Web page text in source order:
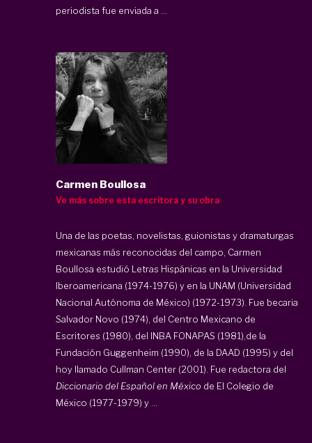
periodista fue enviada a ...
Carmen Boullosa
Ve más sobre esta escritora y su obra
Una de las poetas, novelistas, guionistas y dramaturgas
mexicanas más reconocidas del campo, Carmen
Boullosa estudió Letras Hispánicas en la Universidad
Iberoamericana (1974-1976) y en la UNAM (Universidad
Nacional Autónoma de México) (1972-1973). Fue becaria
Salvador Novo (1974), del Centro Mexicano de
Escritores (1980), del INBA FONAPAS (1981),de la
Fundación Guggenheim (1990), de la DAAD (1995) y del
hoy llamado Cullman Center (2001). Fue redactora del
Diccionario del Español en México de El Colegio de
México (1977-1979) y ...